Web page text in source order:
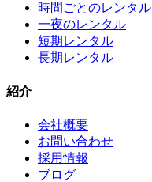
時間ごとのレンタル
一夜のレンタル
短期レンタル
長期レンタル
紹介
会社概要
お問い合わせ
採用情報
ブログ